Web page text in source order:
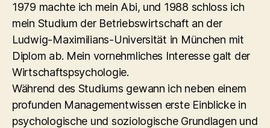
1979 machte ich mein Abi, und 1988 schloss ich
mein Studium der Betriebswirtschaft an der
Ludwig-Maximilians-Universität in München mit
Diplom ab. Mein vornehmliches Interesse galt der
Wirtschaftspsychologie.
Während des Studiums gewann ich neben einem
profunden Managementwissen erste Einblicke in
psychologische und soziologische Grundlagen und